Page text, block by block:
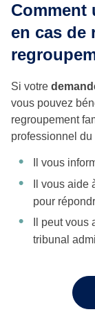
Comment
en cas de
Si votre
vous pouvez
regroupement
professionnel
Il vous
Il vous
pour
Il peut
tribunal